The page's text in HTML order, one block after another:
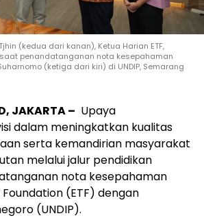
(kedua dari kanan), Ketua Harian ETF,
penandatanganan nota kesepahaman
(ketiga dari kiri) di UNDIP, Semarang
JAKARTA – Upaya
dalam meningkatkan kualitas
serta kemandirian masyarakat
melalui jalur pendidikan
nota kesepahaman
(ETF) dengan
(UNDIP).